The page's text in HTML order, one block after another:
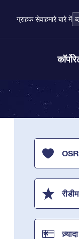
ग्राहक सेवाहमारे बारे में
OSR